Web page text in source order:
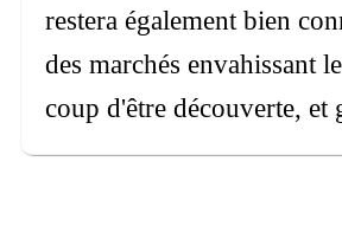
restera également bien
des marchés envahissant
coup d'être découverte, et